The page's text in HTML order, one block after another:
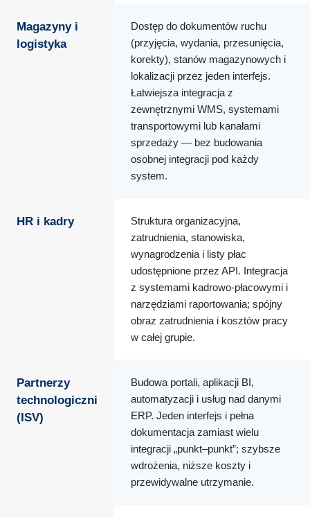
Magazyny i
logistyka
Dostęp do dokumentów ruchu
(przyjęcia, wydania, przesunięcia,
korekty), stanów magazynowych i
lokalizacji przez jeden interfejs.
Łatwiejsza integracja z
zewnętrznymi WMS, systemami
transportowymi lub kanałami
sprzedaży — bez budowania
osobnej integracji pod każdy
system.
HR i kadry
Struktura organizacyjna,
zatrudnienia, stanowiska,
wynagrodzenia i listy płac
udostępnione przez API. Integracja
z systemami kadrowo-płacowymi i
narzędziami raportowania; spójny
obraz zatrudnienia i kosztów pracy
w całej grupie.
Partnerzy
technologiczni
(ISV)
Budowa portali, aplikacji BI,
automatyzacji i usług nad danymi
ERP. Jeden interfejs i pełna
dokumentacja zamiast wielu
integracji „punkt–punkt”; szybsze
wdrożenia, niższe koszty i
przewidywalne utrzymanie.